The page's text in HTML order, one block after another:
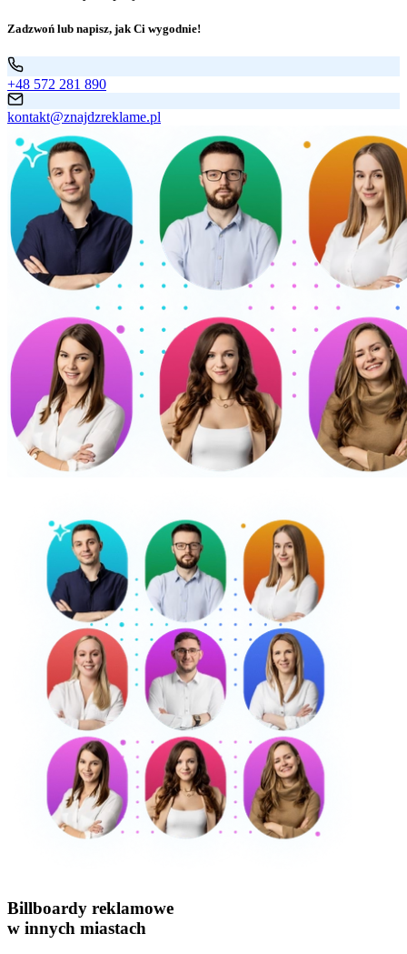
Zadzwoń lub napisz, jak Ci wygodnie!
+48 572 281 890
kontakt@znajdzreklame.pl
Billboardy reklamowe
w innych miastach